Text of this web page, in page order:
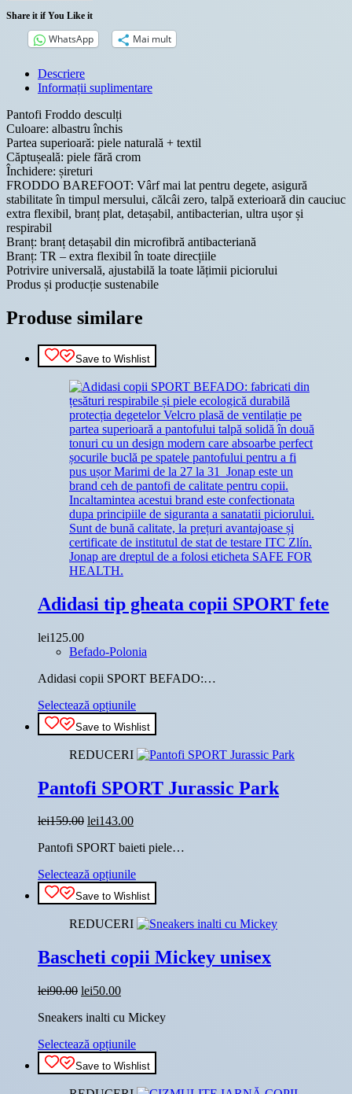
Share it if You Like it
WhatsApp Mai mult
Descriere
Informații suplimentare
Pantofi Froddo desculți
Culoare: albastru închis
Partea superioară: piele naturală + textil
Căptușeală: piele fără crom
Închidere: șireturi
FRODDO BAREFOOT: Vârf mai lat pentru degete, asigură
stabilitate în timpul mersului, călcâi zero, talpă exterioară din cauciuc
extra flexibil, branț plat, detașabil, antibacterian, ultra ușor și
respirabil
Branț: branț detașabil din microfibră antibacteriană
Branț: TR – extra flexibil în toate direcțiile
Potrivire universală, ajustabilă la toate lățimii piciorului
Produs și producție sustenabile
Produse similare
Save to Wishlist
Adidasi tip gheata copii SPORT fete
lei125.00
Befado-Polonia
Adidasi copii SPORT BEFADO:…
Selectează opțiunileAcest
produs
are
mai
multe
Opțiunile
în
produsului.
Save to Wishlist
REDUCERI
Pantofi SPORT Jurassic Park
lei159.00 Prețul
a
lei159.00.
lei143.00Prețul
este:
Pantofi SPORT baieti piele…
Selectează opțiunileAcest
produs
are
mai
multe
Opțiunile
în
produsului.
Save to Wishlist
REDUCERI
Bascheti copii Mickey unisex
lei90.00 Prețul
a
lei90.00.
lei50.00Prețul
este:
Sneakers inalti cu Mickey
Selectează opțiunileAcest
produs
are
mai
Save to Wishlist